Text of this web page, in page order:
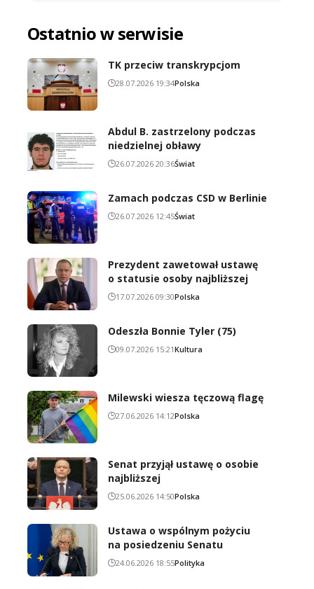
Ostatnio w serwisie
TK przeciw transkrypcjom
28.07.2026 19:34Polska
Abdul B. zastrzelony podczas
niedzielnej obławy
26.07.2026 20:36Świat
Zamach podczas CSD w Berlinie
26.07.2026 12:45Świat
Prezydent zawetował ustawę
o statusie osoby najbliższej
17.07.2026 09:30Polska
Odeszła Bonnie Tyler (75)
09.07.2026 15:21Kultura
Milewski wiesza tęczową flagę
27.06.2026 14:12Polska
Senat przyjął ustawę o osobie
najbliższej
25.06.2026 14:50Polska
Ustawa o wspólnym pożyciu
na posiedzeniu Senatu
24.06.2026 18:55Polityka